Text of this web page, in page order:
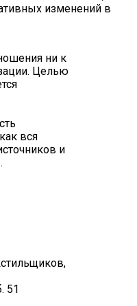
изменений в
ни к
Целью
вся
и
51